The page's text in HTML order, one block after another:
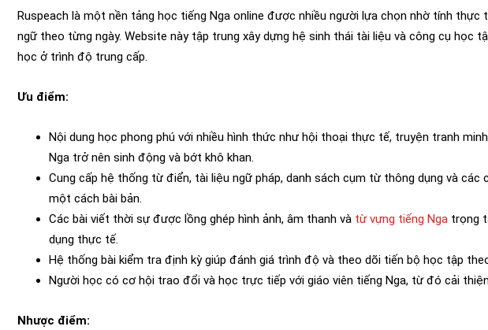
Ruspeach là một nền tảng học tiếng Nga online được nhiều người lựa chọn nhờ tính
ngữ theo từng ngày. Website này tập trung xây dựng hệ sinh thái tài liệu và công cụ học
học ở trình độ trung cấp.
Ưu điểm:
Nội dung học phong phú với nhiều hình thức như hội thoại thực tế, truyện tranh
Nga trở nên sinh động và bớt khô khan.
Cung cấp hệ thống từ điển, tài liệu ngữ pháp, danh sách cụm từ thông dụng và
một cách bài bản.
Các bài viết thời sự được lồng ghép hình ảnh, âm thanh và từ vựng tiếng Nga trọng
dụng thực tế.
Hệ thống bài kiểm tra định kỳ giúp đánh giá trình độ và theo dõi tiến bộ học tập
Người học có cơ hội trao đổi và học trực tiếp với giáo viên tiếng Nga, từ đó cải
Nhược điểm: